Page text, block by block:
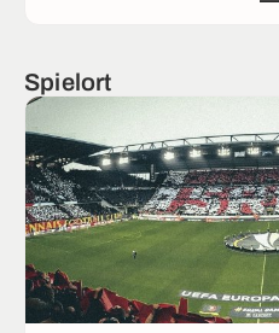
Spielort